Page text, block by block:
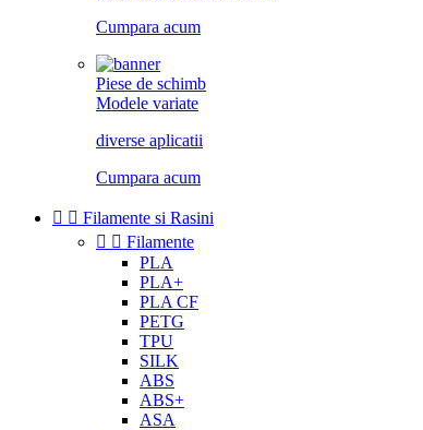
Cumpara acum
Piese de schimb
Modele variate
diverse aplicatii
Cumpara acum
  Filamente si Rasini
  Filamente
PLA
PLA+
PLA CF
PETG
TPU
SILK
ABS
ABS+
ASA